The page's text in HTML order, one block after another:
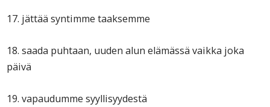
17. jättää syntimme taaksemme
18. saada puhtaan, uuden alun elämässä vaikka joka
päivä
19. vapaudumme syyllisyydestä